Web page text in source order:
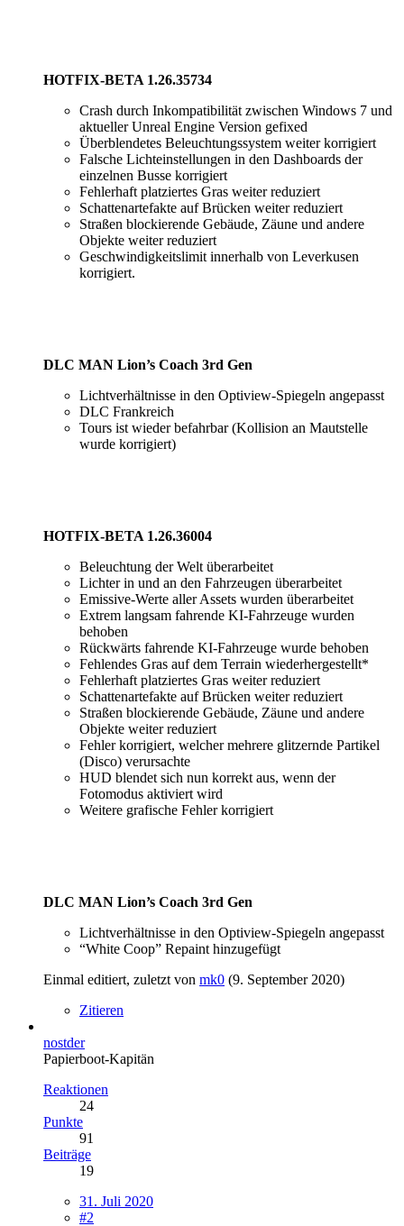
HOTFIX-BETA 1.26.35734
Crash durch Inkompatibilität zwischen Windows 7 und
aktueller Unreal Engine Version gefixed
Überblendetes Beleuchtungssystem weiter korrigiert
Falsche Lichteinstellungen in den Dashboards der
einzelnen Busse korrigiert
Fehlerhaft platziertes Gras weiter reduziert
Schattenartefakte auf Brücken weiter reduziert
Straßen blockierende Gebäude, Zäune und andere
Objekte weiter reduziert
Geschwindigkeitslimit innerhalb von Leverkusen
korrigiert.
DLC MAN Lion’s Coach 3rd Gen
Lichtverhältnisse in den Optiview-Spiegeln angepasst
DLC Frankreich
Tours ist wieder befahrbar (Kollision an Mautstelle
wurde korrigiert)
HOTFIX-BETA 1.26.36004
Beleuchtung der Welt überarbeitet
Lichter in und an den Fahrzeugen überarbeitet
Emissive-Werte aller Assets wurden überarbeitet
Extrem langsam fahrende KI-Fahrzeuge wurden
behoben
Rückwärts fahrende KI-Fahrzeuge wurde behoben
Fehlendes Gras auf dem Terrain wiederhergestellt*
Fehlerhaft platziertes Gras weiter reduziert
Schattenartefakte auf Brücken weiter reduziert
Straßen blockierende Gebäude, Zäune und andere
Objekte weiter reduziert
Fehler korrigiert, welcher mehrere glitzernde Partikel
(Disco) verursachte
HUD blendet sich nun korrekt aus, wenn der
Fotomodus aktiviert wird
Weitere grafische Fehler korrigiert
DLC MAN Lion’s Coach 3rd Gen
Lichtverhältnisse in den Optiview-Spiegeln angepasst
“White Coop” Repaint hinzugefügt
Einmal editiert, zuletzt von mk0 (9. September 2020)
Zitieren
nostder
Papierboot-Kapitän
Reaktionen
24
Punkte
91
Beiträge
19
31. Juli 2020
#2